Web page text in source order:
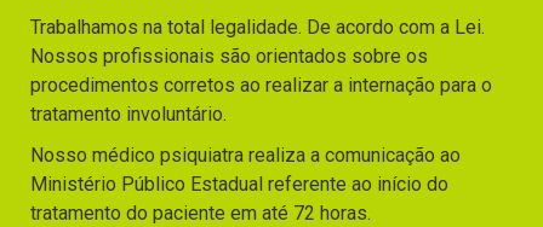
Trabalhamos na total legalidade. De acordo com a Lei.
Nossos profissionais são orientados sobre os
procedimentos corretos ao realizar a internação para o
tratamento involuntário.
Nosso médico psiquiatra realiza a comunicação ao
Ministério Público Estadual referente ao início do
tratamento do paciente em até 72 horas.